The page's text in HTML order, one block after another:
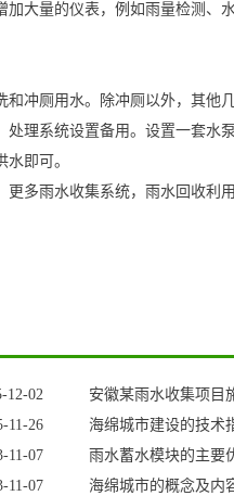
大量的仪表，例如雨量检测、
冲厕用水。除冲厕以外，其他
理系统设置备用。设置一套水
即可。
多雨水收集系统，雨水回收利
12-02 安徽某雨水收集项目
11-26 海绵城市建设的技术
11-07 雨水蓄水模块的主要
11-07 海绵城市的概念及内